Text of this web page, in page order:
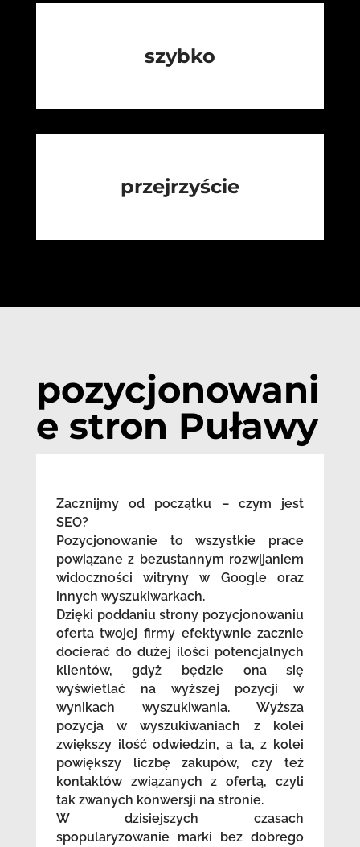
szybko
przejrzyście
pozycjonowani
e stron Puławy
Zacznijmy od początku – czym jest
SEO?
Pozycjonowanie to wszystkie prace
powiązane z bezustannym rozwijaniem
widoczności witryny w Google oraz
innych wyszukiwarkach.
Dzięki poddaniu strony pozycjonowaniu
oferta twojej firmy efektywnie zacznie
docierać do dużej ilości potencjalnych
klientów, gdyż będzie ona się
wyświetlać na wyższej pozycji w
wynikach wyszukiwania. Wyższa
pozycja w wyszukiwaniach z kolei
zwiększy ilość odwiedzin, a ta, z kolei
powiększy liczbę zakupów, czy też
kontaktów związanych z ofertą, czyli
tak zwanych konwersji na stronie.
W dzisiejszych czasach
spopularyzowanie marki bez dobrego